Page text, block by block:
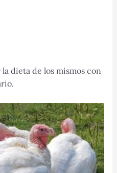
dieta de los mismos con